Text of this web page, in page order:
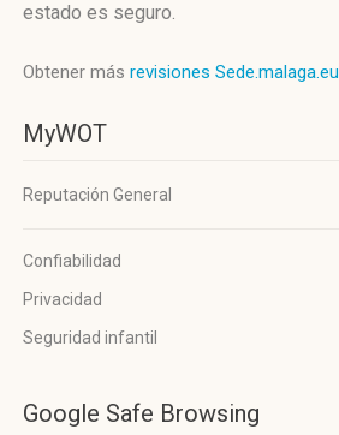
estado es seguro.
Obtener más revisiones Sede.malaga.eu
MyWOT
Reputación General
Confiabilidad
Privacidad
Seguridad infantil
Google Safe Browsing